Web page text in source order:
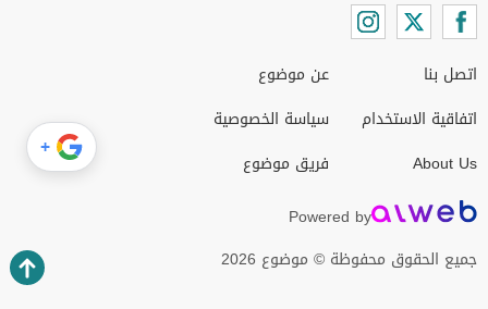
اتصل بنا
اتفاقية الاستخدام
About Us
عن موضوع
سياسة الخصوصية
فريق موضوع
Powered by
جميع الحقوق محفوظة © موضوع 2026
+